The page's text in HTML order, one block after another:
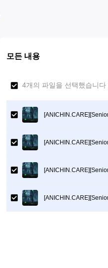
모든 내용
4개의 파일을 선택했습니다